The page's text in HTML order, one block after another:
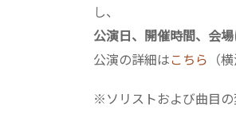
し、
公演日、開催時間、会
公演の詳細はこちら （
※ソリストおよび曲目の